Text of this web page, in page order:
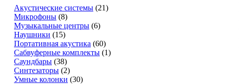
Акустические системы (21)
Микрофоны (8)
Музыкальные центры (6)
Наушники (15)
Портативная акустика (60)
Сабвуферные комплекты (1)
Саундбары (38)
Синтезаторы (2)
Умные колонки (30)